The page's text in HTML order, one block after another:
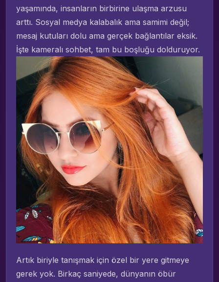
yaşamında, insanların birbirine ulaşma arzusu
arttı. Sosyal medya kalabalık ama samimi değil;
mesaj kutuları dolu ama gerçek bağlantılar eksik.
İşte kameralı sohbet, tam bu boşluğu dolduruyor.
Artık biriyle tanışmak için özel bir yere gitmeye
gerek yok. Birkaç saniyede, dünyanın öbür